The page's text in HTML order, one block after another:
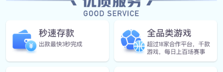
服务。公司以ISO9001认证为管理基础，产品经相关权威部门
电工程施工总承包贰级资质。 公司拥有国际先进水平的滴灌
带生产线、PVC生产线、PE管生产线。生产产品可广泛用于
温室大棚、大田农作物、果园、棉花等领域及山区、丘陵等干